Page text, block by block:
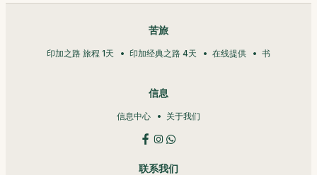
苦旅
印加之路 旅程 1天 印加经典之路 4天 在线提供 书
信息
信息中心 关于我们
联系我们